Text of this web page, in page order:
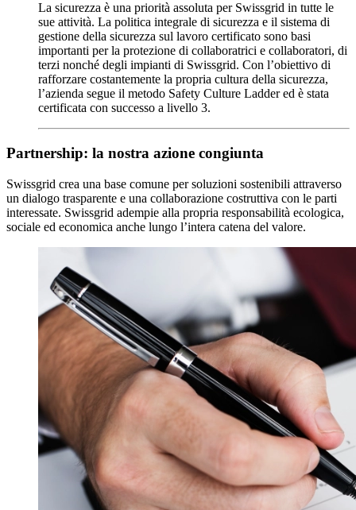
La sicurezza è una priorità assoluta per Swissgrid in tutte le
sue attività. La politica integrale di sicurezza e il sistema di
gestione della sicurezza sul lavoro certificato sono basi
importanti per la protezione di collaboratrici e collaboratori, di
terzi nonché degli impianti di Swissgrid. Con l’obiettivo di
rafforzare costantemente la propria cultura della sicurezza,
l’azienda segue il metodo Safety Culture Ladder ed è stata
certificata con successo a livello 3.
Partnership: la nostra azione congiunta
Swissgrid crea una base comune per soluzioni sostenibili attraverso
un dialogo trasparente e una collaborazione costruttiva con le parti
interessate. Swissgrid adempie alla propria responsabilità ecologica,
sociale ed economica anche lungo l’intera catena del valore.